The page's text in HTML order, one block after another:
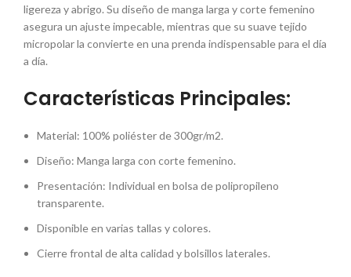
ligereza y abrigo. Su diseño de manga larga y corte femenino
asegura un ajuste impecable, mientras que su suave tejido
micropolar la convierte en una prenda indispensable para el día
a día.
Características Principales:
Material: 100% poliéster de 300gr/m2.
Diseño: Manga larga con corte femenino.
Presentación: Individual en bolsa de polipropileno
transparente.
Disponible en varias tallas y colores.
Cierre frontal de alta calidad y bolsillos laterales.